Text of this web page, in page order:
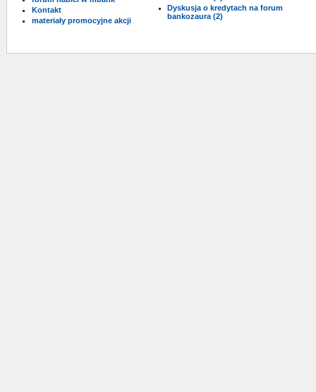
Kontakt
materiały promocyjne akcji
Dyskusja o kredytach na forum
bankozaura (2)